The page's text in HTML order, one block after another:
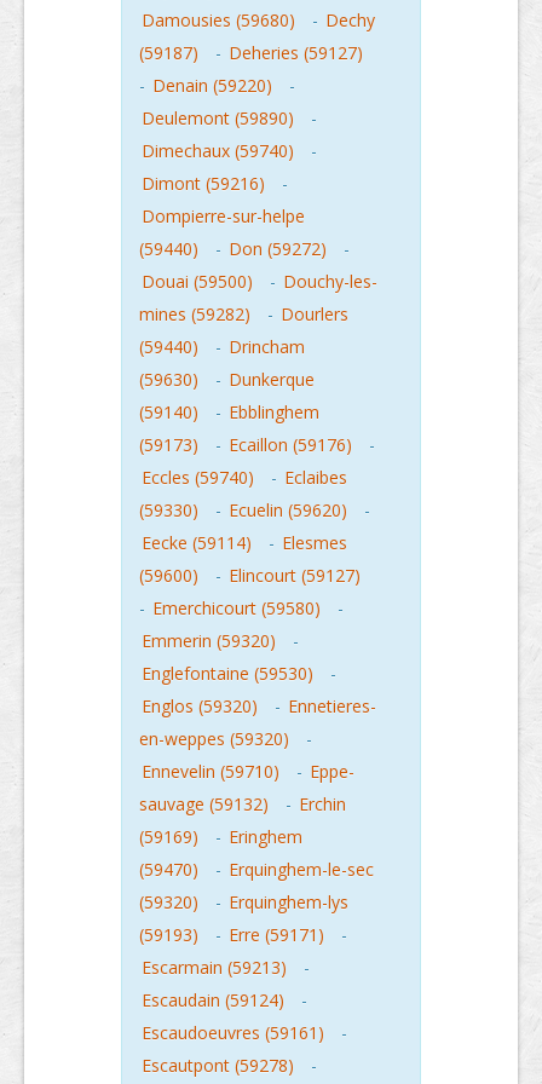
Damousies (59680)
- Dechy
(59187)
- Deheries (59127)
- Denain (59220)
-
Deulemont (59890)
-
Dimechaux (59740)
-
Dimont (59216)
-
Dompierre-sur-helpe
(59440)
- Don (59272)
-
Douai (59500)
- Douchy-les-
mines (59282)
- Dourlers
(59440)
- Drincham
(59630)
- Dunkerque
(59140)
- Ebblinghem
(59173)
- Ecaillon (59176)
-
Eccles (59740)
- Eclaibes
(59330)
- Ecuelin (59620)
-
Eecke (59114)
- Elesmes
(59600)
- Elincourt (59127)
- Emerchicourt (59580)
-
Emmerin (59320)
-
Englefontaine (59530)
-
Englos (59320)
- Ennetieres-
en-weppes (59320)
-
Ennevelin (59710)
- Eppe-
sauvage (59132)
- Erchin
(59169)
- Eringhem
(59470)
- Erquinghem-le-sec
(59320)
- Erquinghem-lys
(59193)
- Erre (59171)
-
Escarmain (59213)
-
Escaudain (59124)
-
Escaudoeuvres (59161)
-
Escautpont (59278)
-